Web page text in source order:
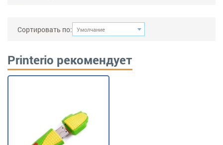
Сортировать по: Умолчание
Printerio рекомендует